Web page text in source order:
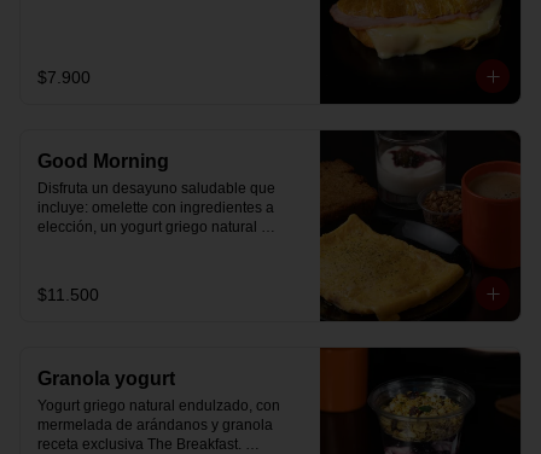
$7.900
Good Morning
Disfruta un desayuno saludable que
incluye: omelette con ingredientes a
elección, un yogurt griego natural
Breakfast y granola (endulzada con
miel), más un café o té a elección y un
$11.500
Granola yogurt
Yogurt griego natural endulzado, con
mermelada de arándanos y granola
receta exclusiva The Breakfast.